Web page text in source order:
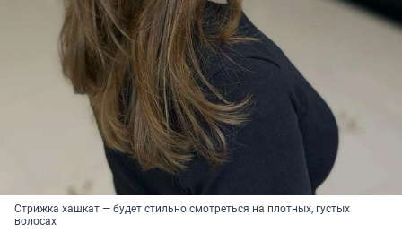
Стрижка хашкат — будет стильно смотреться на плотных, густых
волосах